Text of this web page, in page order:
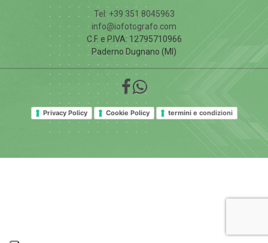
Tel: +39 351 8045963
info@iofotografo.com
C.F. e P.IVA: 12795710966
Paderno Dugnano (MI)
Privacy Policy Cookie Policy termini e condizioni